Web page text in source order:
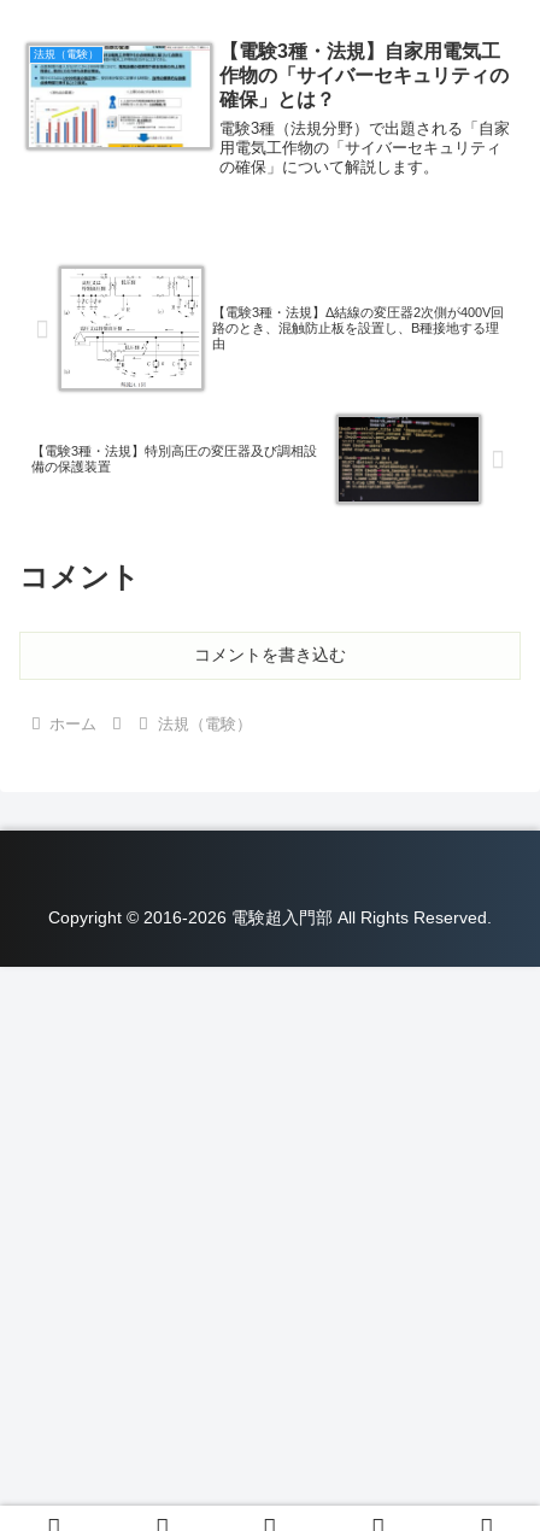
法規（電験）
【電験3種・法規】自家用電気工
作物の「サイバーセキュリティの
確保」とは？
電験3種（法規分野）で出題される「自家
用電気工作物の「サイバーセキュリティ
の確保」について解説します。
【電験3種・法規】Δ結線の変圧器2次側が400V回
路のとき、混触防止板を設置し、B種接地する理
由
【電験3種・法規】特別高圧の変圧器及び調相設
備の保護装置
コメント
コメントを書き込む
ホーム 法規（電験）
Copyright © 2016-2026 電験超入門部 All Rights Reserved.